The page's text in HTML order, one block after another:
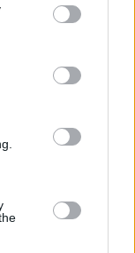
τέσσερα
τους για